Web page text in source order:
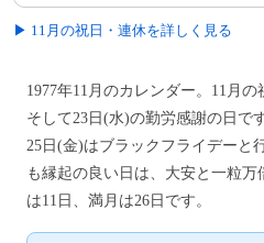
▶ 11月の祝日・連休を詳しく見る
1977年11月のカレンダー。11月の
そして23日(水)の勤労感謝の日で
25日(金)はブラックフライデーと
も縁起の良い日は、大安と一粒万
は11日、満月は26日です。